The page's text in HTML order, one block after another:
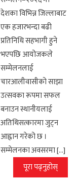
देशका विभिन्न जिल्लाबाट
एक हजारभन्दा बढी
प्रतिनिधि सहभागी हुने
भएपछि आयोजकले
सम्मेलनलाई
चारआलीवासीको साझा
उत्सवका रूपमा सफल
बनाउन स्थानीयलाई
अतिथिसत्कारमा जुट्न
आह्वान गरेको छ ।
सम्मेलनका अवसरमा […]
पूरा पढ्नुहोस्